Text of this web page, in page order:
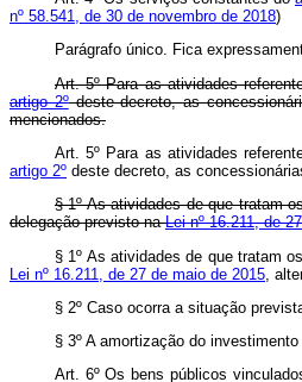
nº 58.541, de 30 de novembro de 2018)
Parágrafo único. Fica
Art. 5º Para as atividades
artigo 2ºdeste decreto, as
mencionados.
Art. 5º Para as atividades
artigo 2º deste decreto, as
§ 1º As atividades de que tratam
delegação previsto naLei nº 16.211, de
§ 1º As atividades de que tratam
Lei nº 16.211, de 27 de maio de 2015 ,
§ 2º Caso ocorra a situação
§ 3º A amortização do
Art. 6º Os bens públicos